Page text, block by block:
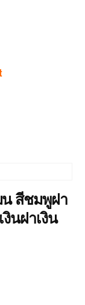
น สีชมพูฝา
นฝาเงิน